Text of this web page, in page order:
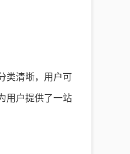
类清晰，用户可
用户提供了一站